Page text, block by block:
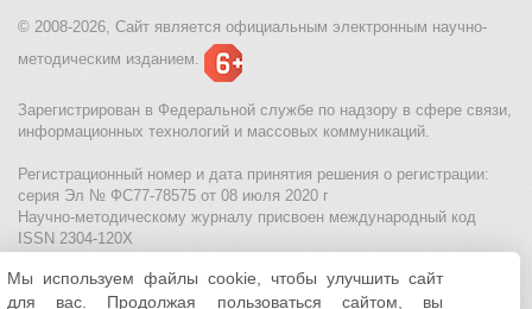
© 2008-2026, Сайт является официальным электронным научно-
методическим изданием.
Зарегистрирован в Федеральной службе по надзору в сфере связи,
информационных технологий и массовых коммуникаций.
Регистрационный номер и дата принятия решения о регистрации:
серия Эл № ФС77-78575 от 08 июля 2020 г
Научно-методическому журналу присвоен международный код
ISSN 2304-120X
МЦИТО|Школьные олимпиады и онлайн конкурсы для детей
Политика использования файлов cookie| Политика обработки и
Мы используем файлы cookie, чтобы улучшить сайт
для вас. Продолжая пользоваться сайтом, вы